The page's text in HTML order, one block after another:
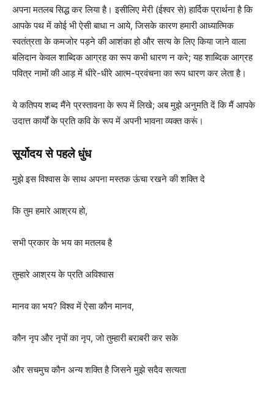
अपना मतलब सिद्ध कर लिया है। इसीलिए मेरी (ईश्वर से) हार्दिक प्रार्थना है कि
आपके पथ में कोई भी ऐसी बाधा न आये, जिसके कारण हमारी आध्यात्मिक
स्वतंत्रता के कमजोर पड़ने की आशंका हो और सत्य के लिए किया जाने वाला
बलिदान केवल शाब्दिक आग्रह का रूप कभी धारण न करे; यह शाब्दिक आग्रह
पवित्र नामों की आड़ में धीरे-धीरे आत्म-प्रवंचना का रूप धारण कर लेता है।
ये कतिपय शब्द मैंने प्रस्तावना के रूप में लिखे; अब मुझे अनुमति दें कि मैं आपके
उदात्त कार्यों के प्रति कवि के रूप में अपनी भावना व्यक्त करूं।
सूर्योदय से पहले धुंध
मुझे इस विश्वास के साथ अपना मस्तक ऊंचा रखने की शक्ति दे
कि तुम हमारे आश्रय हो,
सभी प्रकार के भय का मतलब है
तुम्हारे आश्रय के प्रति अविश्वास
मानव का भय? विश्व में ऐसा कौन मानव,
कौन नृप और नृपों का नृप, जो तुम्हारी बराबरी कर सके
और सचमुच कौन अन्य शक्ति है जिसने मुझे सदैव सत्यता